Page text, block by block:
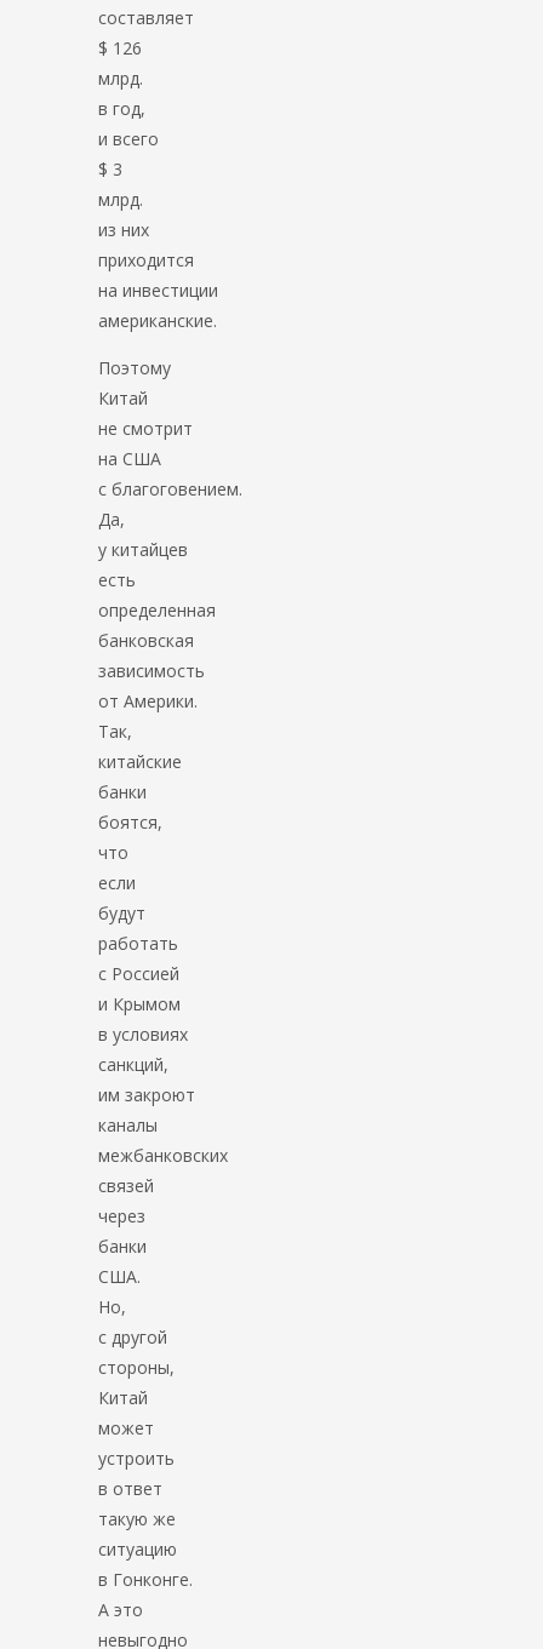
составляет
$ 126
млрд.
в год,
и всего
$ 3
млрд.
из них
приходится
на инвестиции
американские.
Поэтому
Китай
не смотрит
на США
с благоговением.
Да,
у китайцев
есть
определенная
банковская
зависимость
от Америки.
Так,
китайские
банки
боятся,
что
если
будут
работать
с Россией
и Крымом
в условиях
санкций,
им закроют
каналы
межбанковских
связей
через
банки
США.
Но,
с другой
стороны,
Китай
может
устроить
в ответ
такую же
ситуацию
в Гонконге.
А это
невыгодно